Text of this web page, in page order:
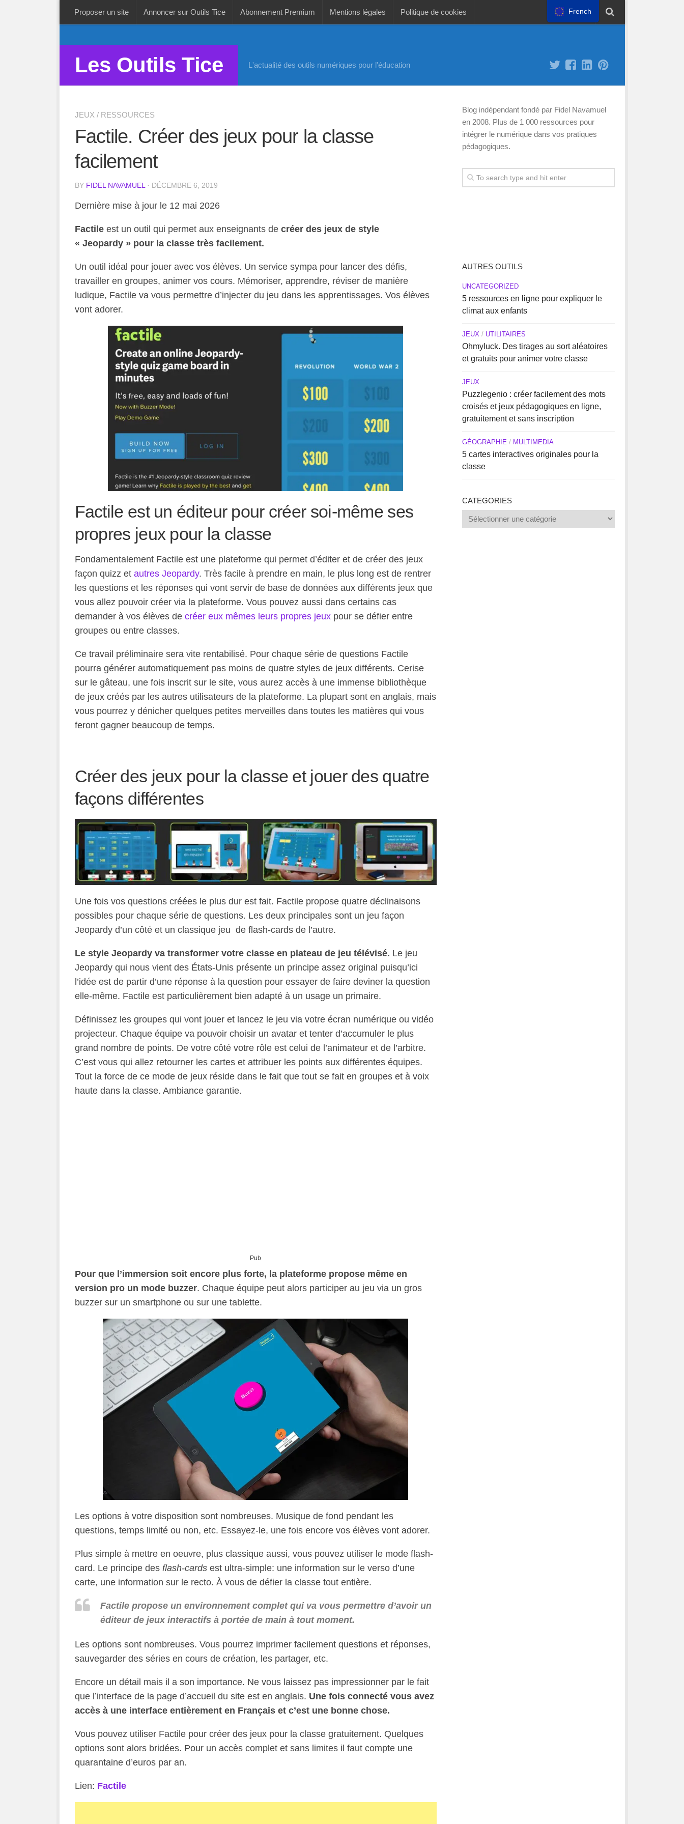
Proposer un site Annoncer sur Outils Tice Abonnement Premium Mentions légales Politique de cookies
Les Outils Tice L'actualité des outils numériques pour l'éducation
JEUX / RESSOURCES
Factile. Créer des jeux pour la classe
facilement
BY FIDEL NAVAMUEL · DÉCEMBRE 6, 2019
Dernière mise à jour le 12 mai 2026
Factileest un outil qui permet aux enseignants de créer des jeux de style
« Jeopardy » pour la classe très facilement.
Un outil idéal pour jouer avec vos élèves. Un service sympa pour lancer des défis,
travailler en groupes, animer vos cours. Mémoriser, apprendre, réviser de manière
ludique, Factile va vous permettre d’injecter du jeu dans les apprentissages. Vos élèves
vont adorer.
Factile est un éditeur pour créer soi-même ses
propres jeux pour la classe
Fondamentalement Factile est une plateforme qui permet d’éditer et de créer des jeux
façon quizz et autres Jeopardy. Très facile à prendre en main, le plus long est de rentrer
les questions et les réponses qui vont servir de base de données aux différents jeux que
vous allez pouvoir créer via la plateforme. Vous pouvez aussi dans certains cas
demander à vos élèves de créer eux mêmes leurs propres jeuxpour se défier entre
groupes ou entre classes.
Ce travail préliminaire sera vite rentabilisé. Pour chaque série de questions Factile
pourra générer automatiquement pas moins de quatre styles de jeux différents. Cerise
sur le gâteau, une fois inscrit sur le site, vous aurez accès à une immense bibliothèque
de jeux créés par les autres utilisateurs de la plateforme. La plupart sont en anglais, mais
vous pourrez y dénicher quelques petites merveilles dans toutes les matières qui vous
feront gagner beaucoup de temps.
Créer des jeux pour la classe et jouer des quatre
façons différentes
Une fois vos questions créées le plus dur est fait. Factile propose quatre déclinaisons
possibles pour chaque série de questions. Les deux principales sont un jeu façon
Jeopardy d’un côté et un classique jeu de flash-cards de l’autre.
Le style Jeopardy va transformer votre classe en plateau de jeu télévisé. Le jeu
Jeopardy qui nous vient des États-Unis présente un principe assez original puisqu’ici
l’idée est de partir d’une réponse à la question pour essayer de faire deviner la question
elle-même. Factile est particulièrement bien adapté à un usage un primaire.
Définissez les groupes qui vont jouer et lancez le jeu via votre écran numérique ou vidéo
projecteur. Chaque équipe va pouvoir choisir un avatar et tenter d’accumuler le plus
grand nombre de points. De votre côté votre rôle est celui de l’animateur et de l’arbitre.
C’est vous qui allez retourner les cartes et attribuer les points aux différentes équipes.
Tout la force de ce mode de jeux réside dans le fait que tout se fait en groupes et à voix
haute dans la classe. Ambiance garantie.
Pub
Pour que l’immersion soit encore plus forte, la plateforme propose même en
version pro un mode buzzer. Chaque équipe peut alors participer au jeu via un gros
buzzer sur un smartphone ou sur une tablette.
Les options à votre disposition sont nombreuses. Musique de fond pendant les
questions, temps limité ou non, etc. Essayez-le, une fois encore vos élèves vont adorer.
Plus simple à mettre en oeuvre, plus classique aussi, vous pouvez utiliser le mode flash-
card. Le principe des flash-cardsest ultra-simple: une information sur le verso d’une
carte, une information sur le recto. À vous de défier la classe tout entière.
Factile propose un environnement complet qui va vous permettre d’avoir un
éditeur de jeux interactifs à portée de main à tout moment.
Les options sont nombreuses. Vous pourrez imprimer facilement questions et réponses,
sauvegarder des séries en cours de création, les partager, etc.
Encore un détail mais il a son importance. Ne vous laissez pas impressionner par le fait
que l’interface de la page d’accueil du site est en anglais. Une fois connecté vous avez
accès à une interface entièrement en Français et c’est une bonne chose.
Vous pouvez utiliser Factile pour créer des jeux pour la classe gratuitement. Quelques
options sont alors bridées. Pour un accès complet et sans limites il faut compte une
quarantaine d’euros par an.
Lien: Factile
Blog indépendant fondé par Fidel Navamuel
en 2008. Plus de 1 000 ressources pour
intégrer le numérique dans vos pratiques
pédagogiques.
AUTRES OUTILS
UNCATEGORIZED
5 ressources en ligne pour expliquer le
climat aux enfants
JEUX/ UTILITAIRES
Ohmyluck. Des tirages au sort aléatoires
et gratuits pour animer votre classe
JEUX
Puzzlegenio : créer facilement des mots
croisés et jeux pédagogiques en ligne,
gratuitement et sans inscription
GÉOGRAPHIE/ MULTIMEDIA
5 cartes interactives originales pour la
classe
CATEGORIES
Categories
French